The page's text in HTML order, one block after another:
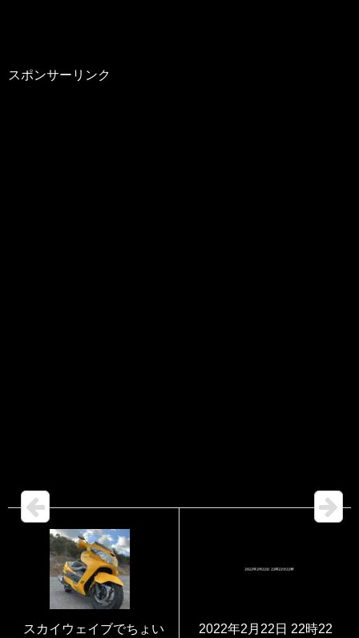
スポンサーリンク
スカイウェイブでちょい
2022年2月22日 22時22